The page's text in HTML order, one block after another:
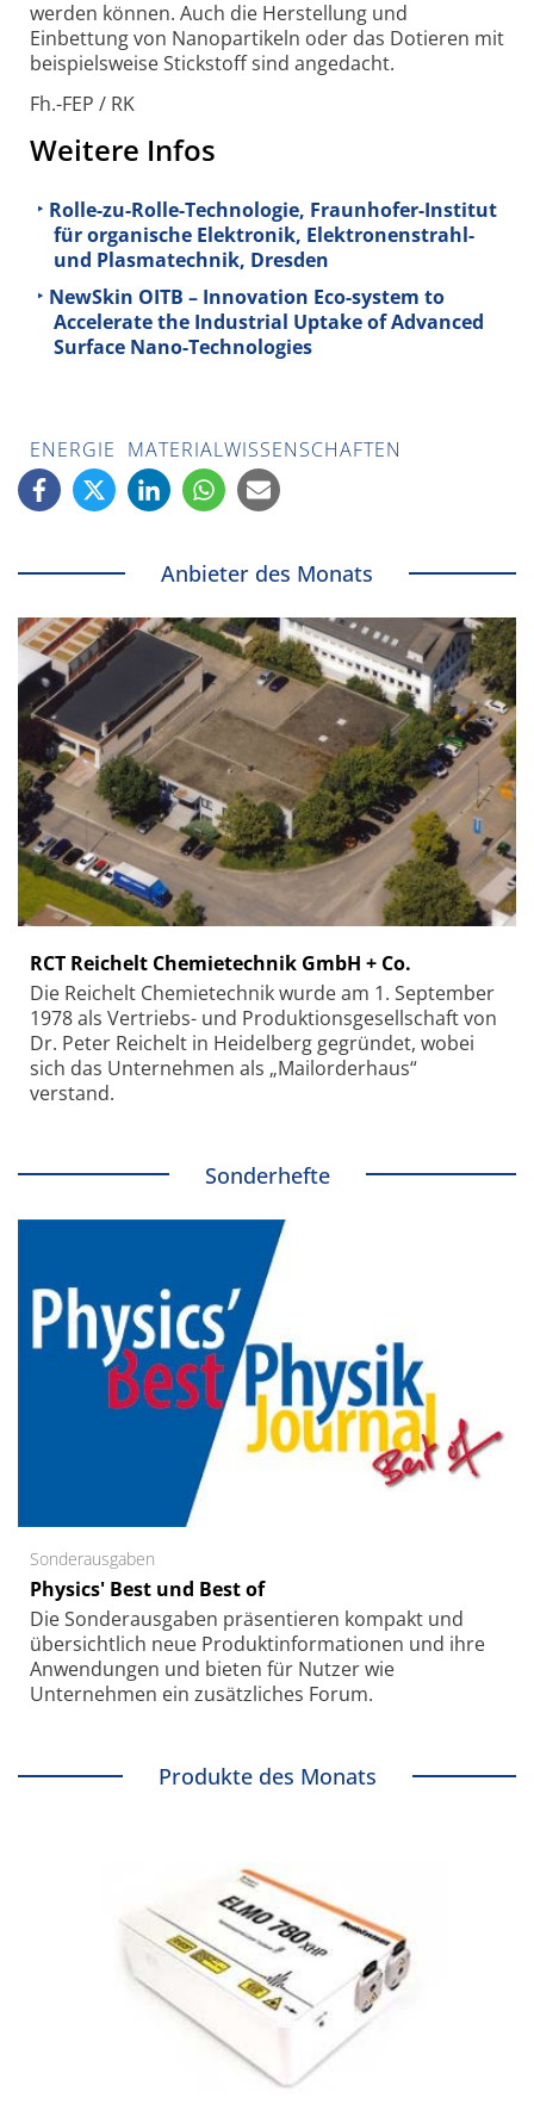
werden können. Auch die Herstellung und
Einbettung von Nanopartikeln oder das Dotieren mit
beispiels­weise Stickstoff sind angedacht.
Fh.-FEP / RK
Weitere Infos
Rolle-zu-Rolle-Technologie, Fraunhofer-Institut
für organische Elektronik, Elektronenstrahl-
und Plasmatechnik, Dresden
NewSkin OITB – Innovation Eco-system to
Accelerate the Industrial Uptake of Advanced
Surface Nano-Technologies
ENERGIE MATERIALWISSENSCHAFTEN
Anbieter des Monats
RCT Reichelt Chemietechnik GmbH + Co.
Die Reichelt Chemietechnik wurde am 1. September
1978 als Vertriebs- und Produktionsgesellschaft von
Dr. Peter Reichelt in Heidelberg gegründet, wobei
sich das Unternehmen als „Mailorderhaus“
verstand.
Sonderhefte
Sonderausgaben
Physics' Best und Best of
Die Sonder­ausgaben präsentieren kompakt und
übersichtlich neue Produkt­informationen und ihre
Anwendungen und bieten für Nutzer wie
Unternehmen ein zusätzliches Forum.
Produkte des Monats